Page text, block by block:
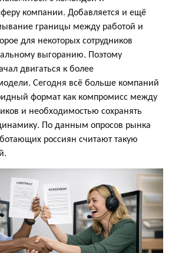
компании. Добавляется и ещё
границы между работой и
для некоторых сотрудников
выгоранию. Поэтому
двигаться к более
Сегодня всё больше компаний
формат как компромисс между
и необходимостью сохранять
По данным опросов рынка
россиян считают такую